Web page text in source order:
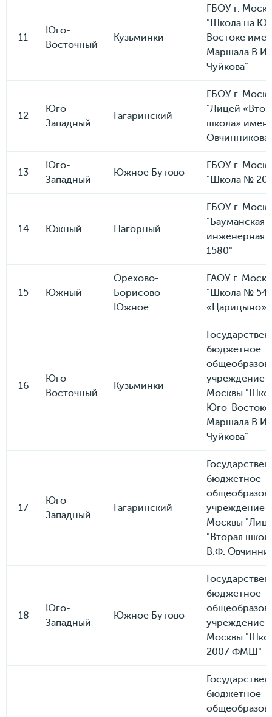
11
Юго-
Восточный
Кузьминки
ГБОУ г.
"Школа на
Востоке
Маршала В.И.
Чуйкова"
12
Юго-
Западный
Гагаринский
ГБОУ г.
"Лицей
школа»
Овчинникова"
13
Юго-
Западный
Южное Бутово
ГБОУ г.
"Школа №
14 Южный Нагорный
ГБОУ г.
"Бауманская
инженерная
1580"
15 Южный
Орехово-
Борисово
Южное
ГАОУ г.
"Школа №
«Царицыно»"
16
Юго-
Восточный
Кузьминки
бюджетное
учреждение
Москвы
Юго-
Маршала В.И.
Чуйкова"
17
Юго-
Западный
Гагаринский
бюджетное
учреждение
Москвы
"Вторая
В.Ф.
18
Юго-
Западный
Южное Бутово
бюджетное
учреждение
Москвы
2007 ФМШ"
бюджетное